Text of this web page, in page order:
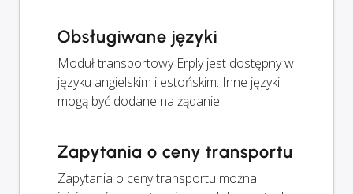
Obsługiwane języki
Moduł transportowy Erply jest dostępny w
języku angielskim i estońskim. Inne języki
mogą być dodane na żądanie.
Zapytania o ceny transportu
Zapytania o ceny transportu można